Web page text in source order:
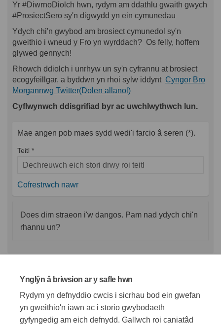
Ynglŷn â briwsion ar y safle hwn
Rydym yn defnyddio cwcis i sicrhau bod ein gwefan
yn gweithio'n iawn ac i storio gwybodaeth
gyfyngedig am eich defnydd. Gallwch roi caniatâd
Yr #DiwrnoDiolch hwn, rydym am ddathlu gwaith gwych
#ProsiectSero sy'n digwydd yn ein cymunedau
Ydych chi'n gwybod am brosiect cymunedol sy'n
gweithio i wneud y Fro yn wyrddach? Os felly, hoffem
glywed gennych!
Rhowch ddiolch i unrhyw un sy'n cyfrannu at brosiect
ecogyfeillgar, a byddwn yn rhoi sylw iddynt Cyngor Bro
Morgannwg Twitter(Dolen allanol)(Dolen allanol)
Cyflwynwch ddisgrifiad byr ac uwchlwythwch lun.
Mae angen pob maes sydd wedi'i farcio â seren (*).
Teitl *
Cofrestrwch nawr
Does dim straeon i'w dangos. Pam nad ydych chi'n
rhannu un?
Prosiect Sero
Prosiect Sero